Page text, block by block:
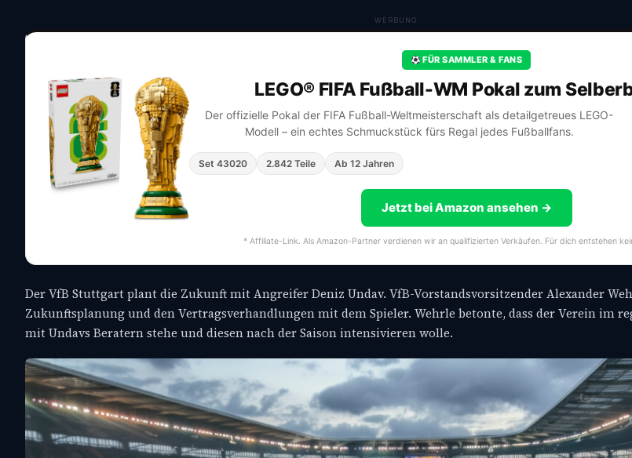
WERBUNG
FÜR SAMMLER & FANS
LEGO® FIFA Fußball-WM Pokal zum
Der offizielle Pokal der FIFA Fußball-Weltmeisterschaft als detailgetreues LEGO-
Modell – ein echtes Schmuckstück fürs Regal jedes Fußballfans.
Set 43020 2.842 Teile Ab 12 Jahren
Jetzt bei Amazon ansehen →
* Affiliate-Link. Als Amazon-Partner verdienen wir an qualifizierten Verkäufen. Für dich entstehen
Der VfB Stuttgart plant die Zukunft mit Angreifer Deniz Undav. VfB-Vorstandsvorsitzender Alexander
Zukunftsplanung und den Vertragsverhandlungen mit dem Spieler. Wehrle betonte, dass der Verein im
mit Undavs Beratern stehe und diesen nach der Saison intensivieren wolle.